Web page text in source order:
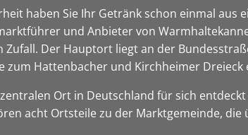
haben Sie Ihr Getränk schon einmal
und Anbieter von
Der Hauptort liegt an der
Hattenbacher und Kirchheimer Dreieck
Ort in Deutschland für sich
acht Ortsteile zu der Marktgemeinde,